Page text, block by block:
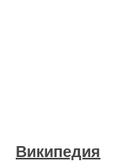
Википедия